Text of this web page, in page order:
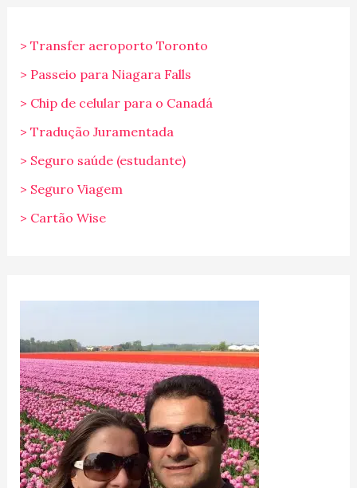
> Transfer aeroporto Toronto
> Passeio para Niagara Falls
> Chip de celular para o Canadá
> Tradução Juramentada
> Seguro saúde (estudante)
> Seguro Viagem
> Cartão Wise